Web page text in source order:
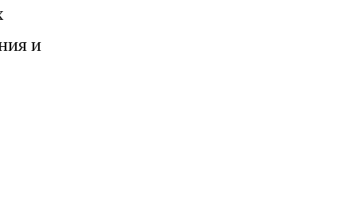
и